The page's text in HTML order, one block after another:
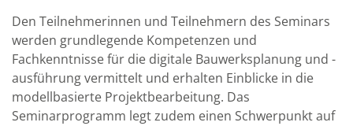
Den Teilnehmerinnen und Teilnehmern des Seminars
werden grundlegende Kompetenzen und
Fachkenntnisse für die digitale Bauwerksplanung und -
ausführung vermittelt und erhalten Einblicke in die
modellbasierte Projektbearbeitung. Das
Seminarprogramm legt zudem einen Schwerpunkt auf